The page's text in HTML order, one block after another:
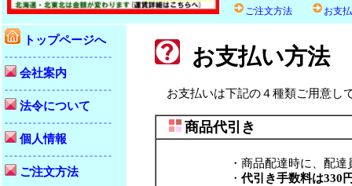
ご注文方法 お支
トップページへ
会社案内
法令について
個人情報
ご注文方法
お支払い方法
お支払いは下記の４種類ご用意し
商品代引き
・商品配達時に、配達
・ 代引き手数料は330